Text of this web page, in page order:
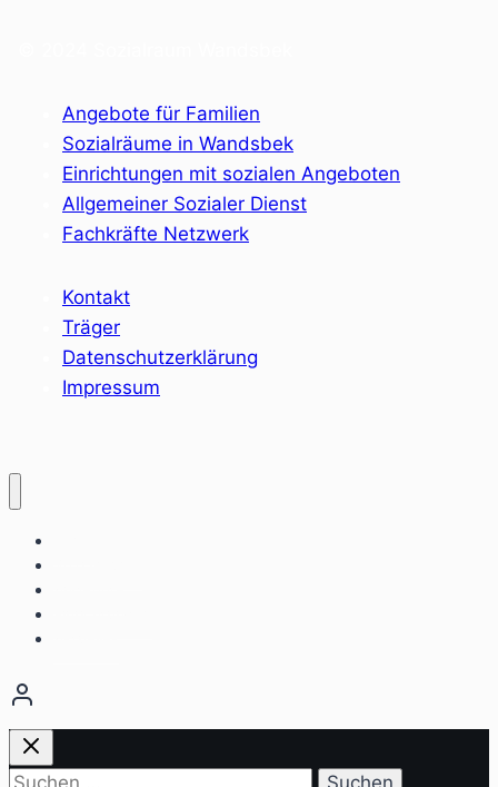
Angebote für Familien
Sozialräume in Wandsbek
Einrichtungen mit sozialen Angeboten
Allgemeiner Sozialer Dienst
Fachkräfte Netzwerk
Kontakt
Träger
Datenschutzerklärung
Impressum
Suchen